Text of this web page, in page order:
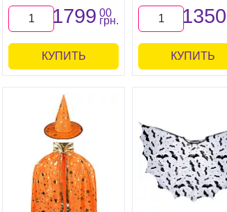
1799 00
грн.
КУПИТЬ
1350
КУПИТЬ